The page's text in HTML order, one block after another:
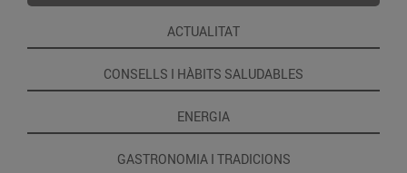
ACTUALITAT
CONSELLS I HÀBITS SALUDABLES
ENERGIA
GASTRONOMIA I TRADICIONS